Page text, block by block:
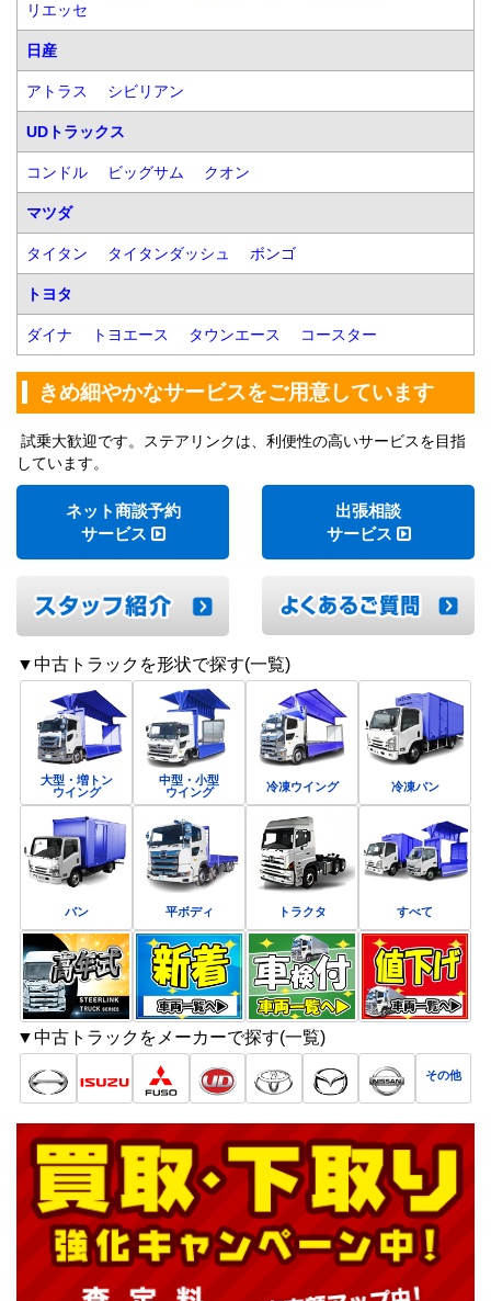
リエッセ
日産
アトラス シビリアン
UDトラックス
コンドル ビッグサム クオン
マツダ
タイタン タイタンダッシュ ボンゴ
トヨタ
ダイナ トヨエース タウンエース コースター
きめ細やかなサービスをご用意しています
試乗大歓迎です。ステアリンクは、利便性の高いサービスを目指
しています。
ネット商談予約
サービス
出張相談
サービス
▼中古トラックを形状で探す(一覧)
大型・増トン
ウイング
中型・小型
ウイング
冷凍ウイング 冷凍バン
バン 平ボディ トラクタ すべて
▼中古トラックをメーカーで探す(一覧)
その他